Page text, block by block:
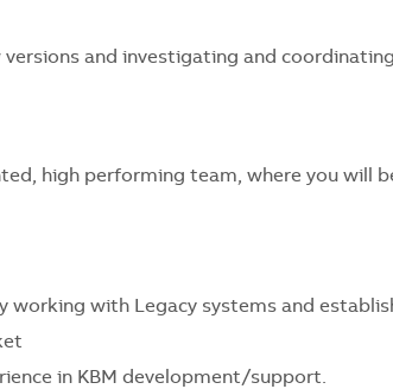
versions and investigating and
high performing team, where you will
working with Legacy systems and
in KBM development/support.